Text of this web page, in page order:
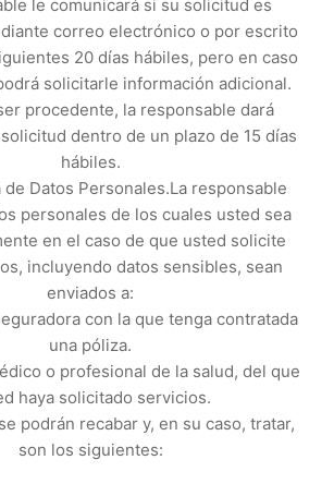
le comunicará si su solicitud es
correo electrónico o por escrito
20 días hábiles, pero en caso
solicitarle información adicional.
procedente, la responsable dará
dentro de un plazo de 15 días
hábiles.
Datos Personales.La responsable
personales de los cuales usted sea
en el caso de que usted solicite
incluyendo datos sensibles, sean
enviados a:
con la que tenga contratada
una póliza.
o profesional de la salud, del que
haya solicitado servicios.
podrán recabar y, en su caso, tratar,
son los siguientes: